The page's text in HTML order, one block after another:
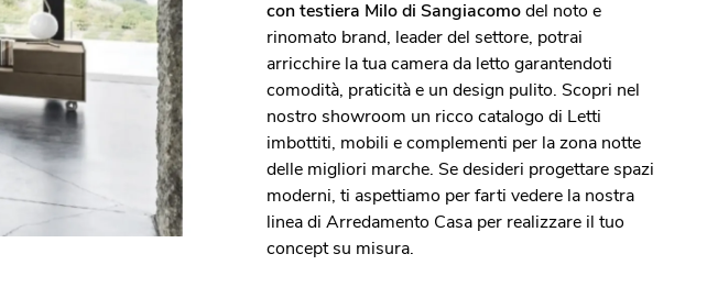
con testiera Milo di Sangiacomodel noto e
rinomato brand, leader del settore, potrai
arricchire la tua camera da letto garantendoti
comodità, praticità e un design pulito. Scopri nel
nostro showroom un ricco catalogo di Letti
imbottiti, mobili e complementi per la zona notte
delle migliori marche. Se desideri progettare spazi
moderni, ti aspettiamo per farti vedere la nostra
linea di Arredamento Casa per realizzare il tuo
concept su misura.